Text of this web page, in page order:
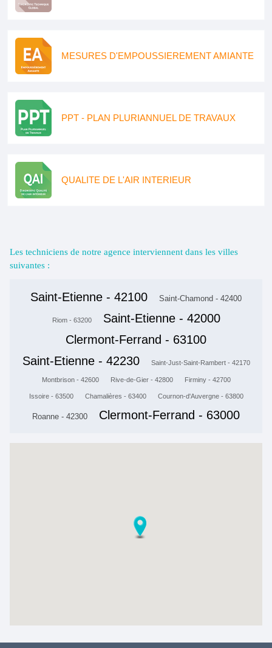
MESURES D'EMPOUSSIEREMENT AMIANTE
PPT - PLAN PLURIANNUEL DE TRAVAUX
QUALITE DE L'AIR INTERIEUR
Les techniciens de notre agence interviennent dans les villes
suivantes :
Saint-Etienne - 42100 Saint-Chamond - 42400
Riom - 63200
Saint-Etienne - 42000
Clermont-Ferrand - 63100
Saint-Etienne - 42230
Saint-Just-Saint-Rambert - 42170
Montbrison - 42600 Rive-de-Gier - 42800 Firminy - 42700
Issoire - 63500 Chamalières - 63400 Cournon-d'Auvergne - 63800
Roanne - 42300 Clermont-Ferrand - 63000